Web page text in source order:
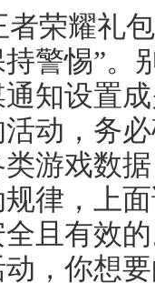
荣耀礼
警惕”。
知设置
动，务
游戏数
律，上
且有效
，你想